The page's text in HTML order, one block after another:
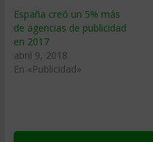
España creó un 5% más
de agencias de publicidad
en 2017
abril 9, 2018
En «Publicidad»